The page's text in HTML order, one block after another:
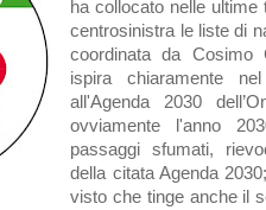
ha collocato nelle
centrosinistra le liste di
coordinata da Cosimo
ispira chiaramente
all'Agenda 2030
ovviamente l'anno
passaggi sfumati,
della citata Agenda
visto che tinge anche il